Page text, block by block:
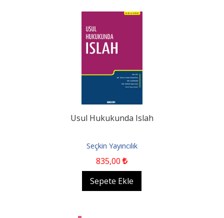
Usul Hukukunda Islah
Seçkin Yayıncılık
835,00
Sepete Ekle